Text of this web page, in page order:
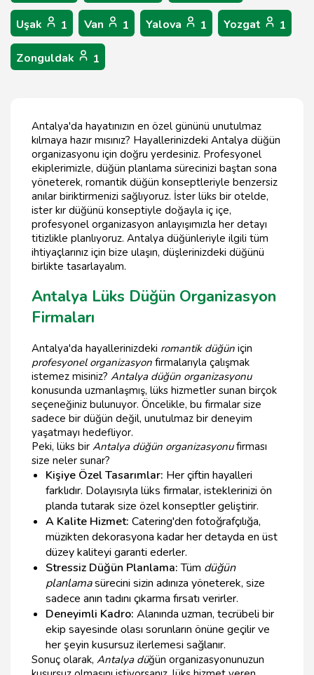
Uşak 1 Van 1 Yalova 1 Yozgat 1
Zonguldak 1
Antalya'da hayatınızın en özel gününü unutulmaz
kılmaya hazır mısınız? Hayallerinizdeki Antalya düğün
organizasyonu için doğru yerdesiniz. Profesyonel
ekiplerimizle, düğün planlama sürecinizi baştan sona
yöneterek, romantik düğün konseptleriyle benzersiz
anılar biriktirmenizi sağlıyoruz. İster lüks bir otelde,
ister kır düğünü konseptiyle doğayla iç içe,
profesyonel organizasyon anlayışımızla her detayı
titizlikle planlıyoruz. Antalya düğünleriyle ilgili tüm
ihtiyaçlarınız için bize ulaşın, düşlerinizdeki düğünü
birlikte tasarlayalım.
Antalya Lüks Düğün Organizasyon
Firmaları
Antalya'da hayallerinizdeki romantik düğün için
profesyonel organizasyon firmalarıyla çalışmak
istemez misiniz? Antalya düğün organizasyonu
konusunda uzmanlaşmış, lüks hizmetler sunan birçok
seçeneğiniz bulunuyor. Öncelikle, bu firmalar size
sadece bir düğün değil, unutulmaz bir deneyim
yaşatmayı hedefliyor.
Peki, lüks bir Antalya düğün organizasyonufirması
size neler sunar?
Kişiye Özel Tasarımlar: Her çiftin hayalleri
farklıdır. Dolayısıyla lüks firmalar, isteklerinizi ön
planda tutarak size özel konseptler geliştirir.
A Kalite Hizmet: Catering'den fotoğrafçılığa,
müzikten dekorasyona kadar her detayda en üst
düzey kaliteyi garanti ederler.
Stressiz Düğün Planlama:Tüm düğün
planlamasürecini sizin adınıza yöneterek, size
sadece anın tadını çıkarma fırsatı verirler.
Deneyimli Kadro: Alanında uzman, tecrübeli bir
ekip sayesinde olası sorunların önüne geçilir ve
her şeyin kusursuz ilerlemesi sağlanır.
Sonuç olarak, Antalya düğün organizasyonunuzun